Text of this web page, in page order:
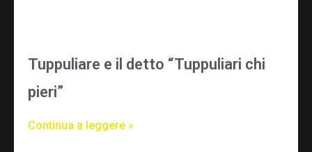
Tuppuliare e il detto “Tuppuliari chi
pieri”
Continua a leggere »